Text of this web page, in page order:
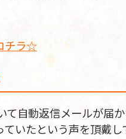
チラ☆
て自動返信メールが届
いたという声を頂戴し